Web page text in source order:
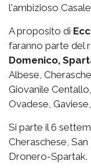
l'ambizioso
A proposito di
faranno parte del
Domenico,
Albese,
Giovanile
Ovadese,
Si parte il 6
Cheraschese,
Dronero-Spartak.